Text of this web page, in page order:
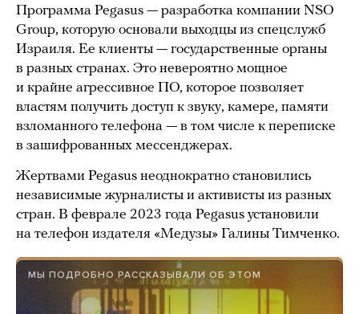
Программа Pegasus — разработка компании NSO
Group, которую основали выходцы из спецслужб
Израиля. Ее клиенты — государственные органы
в разных странах. Это невероятно мощное
и крайне агрессивное ПО, которое позволяет
властям получить доступ к звуку, камере, памяти
взломанного телефона — в том числе к переписке
в зашифрованных мессенджерах.
Жертвами Pegasus неоднократно становились
независимые журналисты и активисты из разных
стран. В феврале 2023 года Pegasus установили
на телефон издателя «Медузы» Галины Тимченко.
МЫ ПОДРОБНО РАССКАЗЫВАЛИ ОБ ЭТОМ